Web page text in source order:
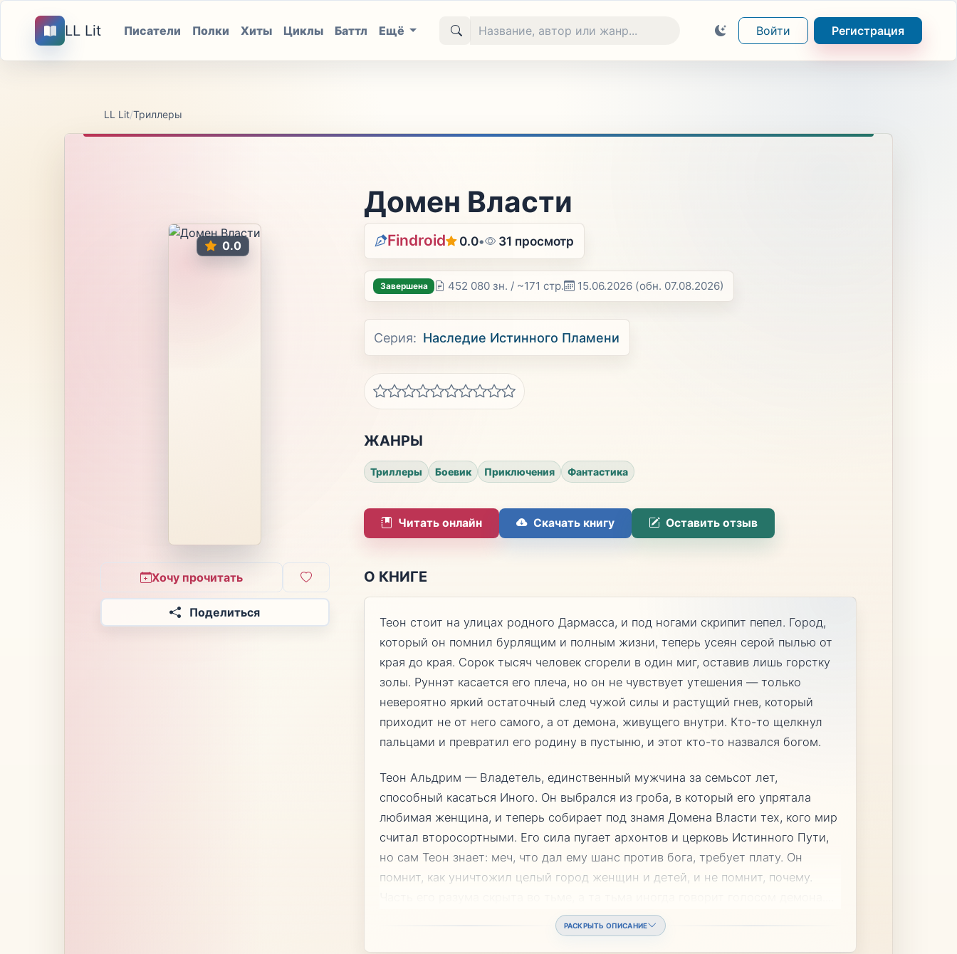
LL Lit Писатели Полки Хиты Циклы Баттл Ещё Войти Регистрация
LL Lit/Триллеры
0.0
Хочу прочитать
Поделиться
Домен Власти
Findroid 0.0• 31 просмотр
Завершена 452 080 зн. / ~171 стр. 15.06.2026 (обн. 07.08.2026)
Серия: Наследие Истинного Пламени
ЖАНРЫ
Триллеры Боевик Приключения Фантастика
Читать онлайн Скачать книгу Оставить отзыв
О КНИГЕ
Теон стоит на улицах родного Дармасса, и под ногами скрипит пепел. Город,
который он помнил бурлящим и полным жизни, теперь усеян серой пылью от
края до края. Сорок тысяч человек сгорели в один миг, оставив лишь горстку
золы. Руннэт касается его плеча, но он не чувствует утешения — только
невероятно яркий остаточный след чужой силы и растущий гнев, который
приходит не от него самого, а от демона, живущего внутри. Кто-то щелкнул
пальцами и превратил его родину в пустыню, и этот кто-то назвался богом.
Теон Альдрим — Владетель, единственный мужчина за семьсот лет,
способный касаться Иного. Он выбрался из гроба, в который его упрятала
любимая женщина, и теперь собирает под знамя Домена Власти тех, кого мир
считал второсортными. Его сила пугает архонтов и церковь Истинного Пути,
но сам Теон знает: меч, что дал ему шанс против бога, требует плату. Он
помнит, как уничтожил целый город женщин и детей, и не помнит, почему.
РАСКРЫТЬ ОПИСАНИЕ